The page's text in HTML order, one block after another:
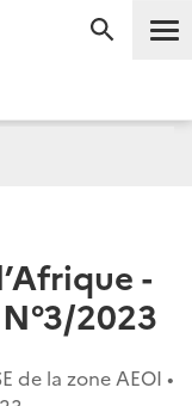
-
2023
de la zone AEOI •